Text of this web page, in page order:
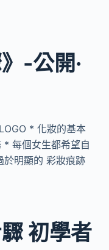
-公開·
* 化妝的基本
* 每個女生都希望自
於明顯的 彩妝痕跡
初學者